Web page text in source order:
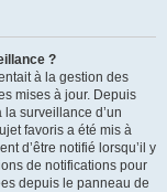
?
à la gestion des
mises à jour. Depuis
surveillance d’un
favoris a été mis à
d’être notifié lorsqu’il y
de notifications pour
depuis le panneau de